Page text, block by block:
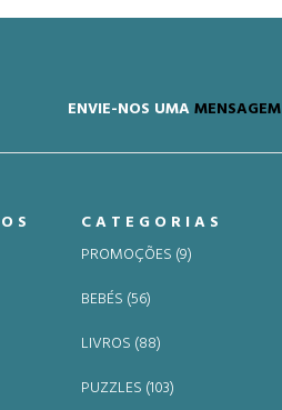
ENVIE-NOS UMAMENSAGEM
CATEGORIAS
PROMOÇÕES (9)
BEBÉS (56)
LIVROS (88)
PUZZLES (103)